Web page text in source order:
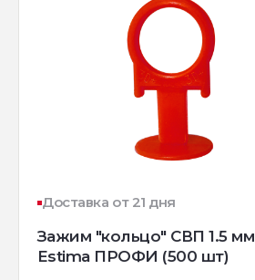
Доставка от 21 дня
Зажим "кольцо" СВП 1.5 мм
Estima ПРОФИ (500 шт)